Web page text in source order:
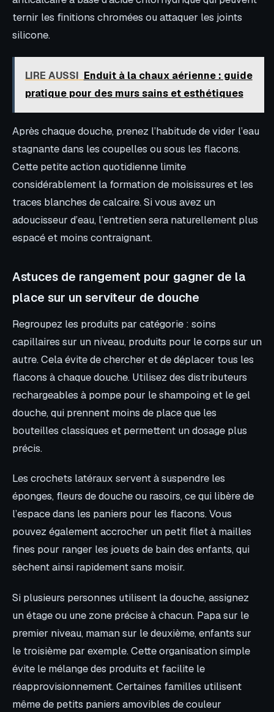
ternir les finitions chromées ou attaquer les joints
silicone.
LIRE AUSSI Enduit à la chaux aérienne : guide
pratique pour des murs sains et esthétiques
Après chaque douche, prenez l’habitude de vider l’eau
stagnante dans les coupelles ou sous les flacons.
Cette petite action quotidienne limite
considérablement la formation de moisissures et les
traces blanches de calcaire. Si vous avez un
adoucisseur d’eau, l’entretien sera naturellement plus
espacé et moins contraignant.
Astuces de rangement pour gagner de la
place sur un serviteur de douche
Regroupez les produits par catégorie : soins
capillaires sur un niveau, produits pour le corps sur un
autre. Cela évite de chercher et de déplacer tous les
flacons à chaque douche. Utilisez des distributeurs
rechargeables à pompe pour le shampoing et le gel
douche, qui prennent moins de place que les
bouteilles classiques et permettent un dosage plus
précis.
Les crochets latéraux servent à suspendre les
éponges, fleurs de douche ou rasoirs, ce qui libère de
l’espace dans les paniers pour les flacons. Vous
pouvez également accrocher un petit filet à mailles
fines pour ranger les jouets de bain des enfants, qui
sèchent ainsi rapidement sans moisir.
Si plusieurs personnes utilisent la douche, assignez
un étage ou une zone précise à chacun. Papa sur le
premier niveau, maman sur le deuxième, enfants sur
le troisième par exemple. Cette organisation simple
évite le mélange des produits et facilite le
réapprovisionnement. Certaines familles utilisent
même de petits paniers amovibles de couleur